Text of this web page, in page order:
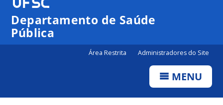
Canais
Departamento de Saúde
Pública
Área Restrita Administradores do Site
MENU